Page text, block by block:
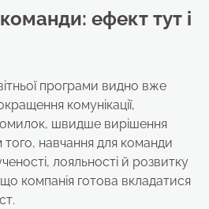
ефект тут і
програми видно вже
комунікації,
швидше вирішення
того, навчання для команди
лояльності й розвитку
компанія готова вкладатися